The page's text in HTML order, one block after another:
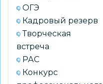
ОГЭ
Кадровый резерв
Творческая
встреча
РАС
Конкурс